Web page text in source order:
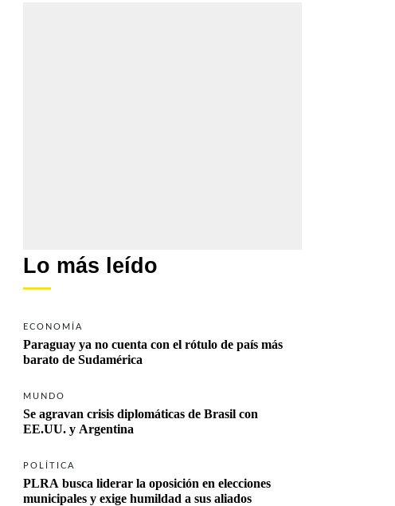
Lo más leído
ECONOMÍA
Paraguay ya no cuenta con el rótulo de país más
barato de Sudamérica
MUNDO
Se agravan crisis diplomáticas de Brasil con
EE.UU. y Argentina
POLÍTICA
PLRA busca liderar la oposición en elecciones
municipales y exige humildad a sus aliados